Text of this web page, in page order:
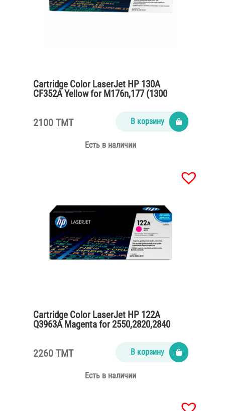
Cartridge Color LaserJet HP 130A
CF352A Yellow for M176n,177 (1300
2100 TMT В корзину
Есть в наличии
Cartridge Color LaserJet HP 122A
Q3963A Magenta for 2550,2820,2840
2260 TMT В корзину
Есть в наличии